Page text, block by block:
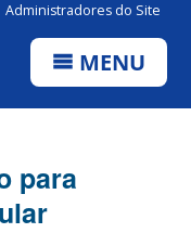
Administradores do Site
MENU
para